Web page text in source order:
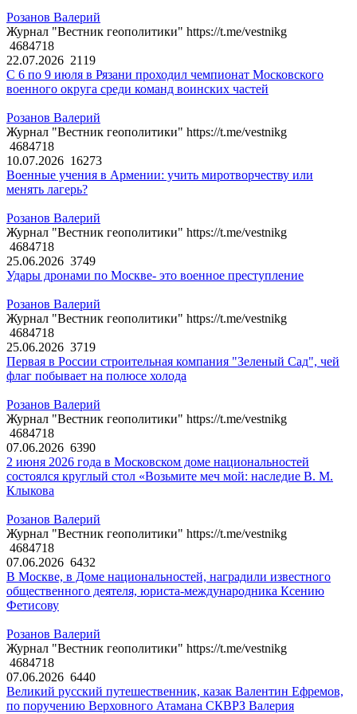
Розанов Валерий
Журнал "Вестник геополитики" https://t.me/vestnikg
4684718
22.07.2026 2119
С 6 по 9 июля в Рязани проходил чемпионат Московского
военного округа среди команд воинских частей
Розанов Валерий
Журнал "Вестник геополитики" https://t.me/vestnikg
4684718
10.07.2026 16273
Военные учения в Армении: учить миротворчеству или
менять лагерь?
Розанов Валерий
Журнал "Вестник геополитики" https://t.me/vestnikg
4684718
25.06.2026 3749
Удары дронами по Москве- это военное преступление
Розанов Валерий
Журнал "Вестник геополитики" https://t.me/vestnikg
4684718
25.06.2026 3719
Первая в России строительная компания "Зеленый Сад", чей
флаг побывает на полюсе холода
Розанов Валерий
Журнал "Вестник геополитики" https://t.me/vestnikg
4684718
07.06.2026 6390
2 июня 2026 года в Московском доме национальностей
состоялся круглый стол «Возьмите меч мой: наследие В. М.
Клыкова
Розанов Валерий
Журнал "Вестник геополитики" https://t.me/vestnikg
4684718
07.06.2026 6432
В Москве, в Доме национальностей, наградили известного
общественного деятеля, юриста-международника Ксению
Фетисову
Розанов Валерий
Журнал "Вестник геополитики" https://t.me/vestnikg
4684718
07.06.2026 6440
Великий русский путешественник, казак Валентин Ефремов,
по поручению Верховного Атамана СКВРЗ Валерия